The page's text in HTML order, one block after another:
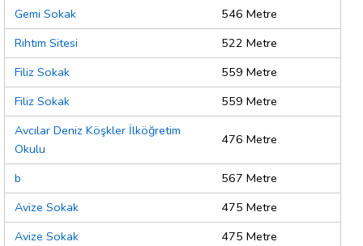
Gemi Sokak
546 Metre
Rıhtım Sitesi
522 Metre
Filiz Sokak
559 Metre
Filiz Sokak
559 Metre
Avcılar Deniz Köşkler İlköğretim
Okulu
476 Metre
b
567 Metre
Avize Sokak
475 Metre
Avize Sokak
475 Metre